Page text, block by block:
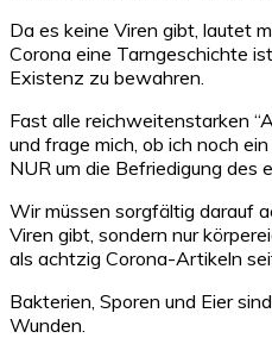
Da es keine Viren gibt, lautet
Corona eine Tarngeschichte
Existenz zu bewahren.
Fast alle reichweitenstarken
und frage mich, ob ich noch
NUR um die Befriedigung des
Wir müssen sorgfältig darauf
Viren gibt, sondern nur
als achtzig Corona-Artikeln
Bakterien, Sporen und Eier
Wunden.